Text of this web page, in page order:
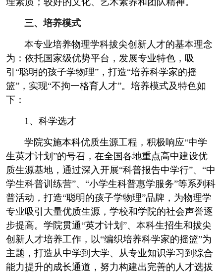
三、培养模式
本专业培养物理学科拔尖创新人才的基本理念
为：依托国家级优势平台，发展专业特色，吸
引 “聪明的孩子学物理” ，打造“培养科学家的摇
篮” ，实现“不拘一格育人才”。培养模式及特色如
下：
1 、科学选才
学院实施本科优质生源工程，积极响应“中学
生英才计划”的号召，在全国各地重点高中建设优
质生源基地，通过深入开展“科普报告中学行”、 “中
学生科普训练营”、 “小学生科普惠学服务”等系列科
普活动，打造“聪明的孩子学物理”品牌，为物理学
专业吸引大量优质生源，学校和学院的社会声誉逐
步提高。学院贯通“英才计划”、本科生招生和拔尖
创新人才培养工作，以“编织培养科学家的摇篮”为
主题，打造从中学到大学、从专业知识学习到综合
能力提升的成长通道，努力构建出完善的人才选拔